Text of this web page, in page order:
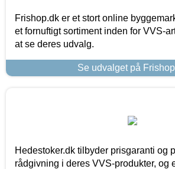
Frishop.dk er et stort online
et fornuftigt sortiment inden for VVS-
at se deres udvalg.
Se udvalget på
Hedestoker.dk tilbyder prisgaranti og
rådgivning i deres VVS-produkter, og